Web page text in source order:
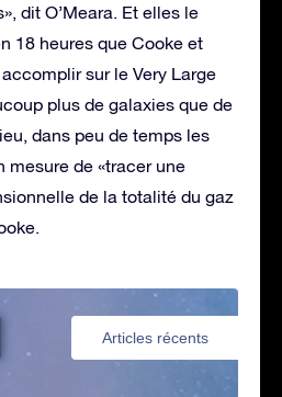
dit O’Meara. Et elles le
18 heures que Cooke et
sur le Very Large
plus de galaxies que de
dans peu de temps les
mesure de «tracer une
de la totalité du gaz
Articles récents